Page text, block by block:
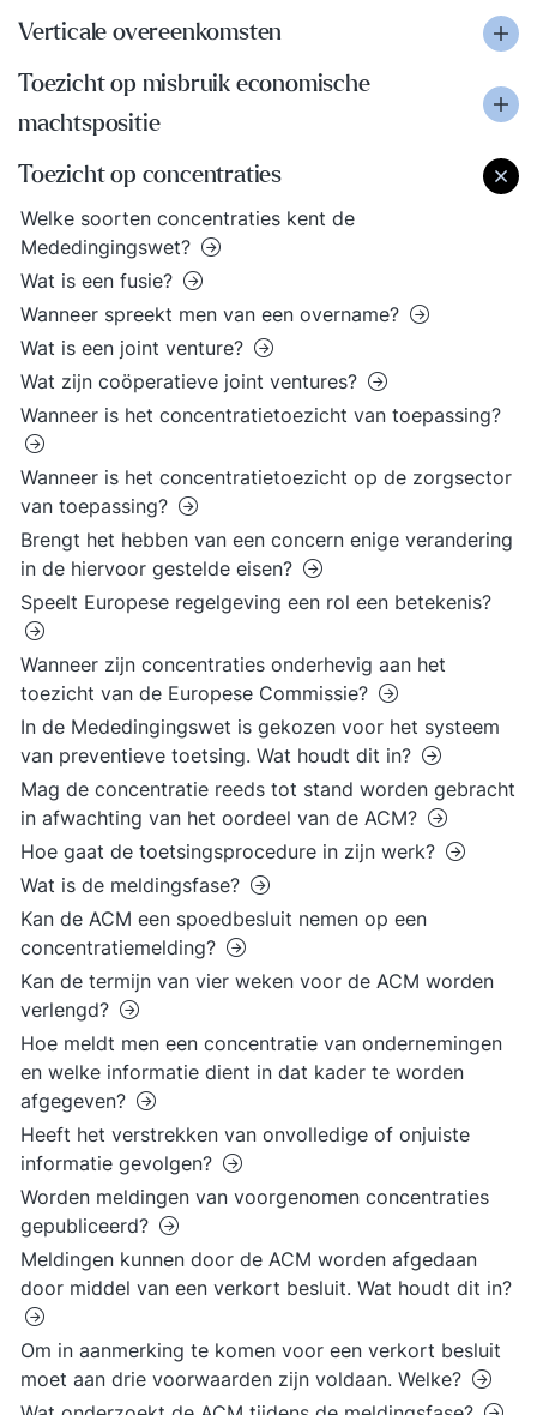
Verticale overeenkomsten
Toezicht op misbruik economische
machtspositie
Toezicht op concentraties
Welke soorten concentraties kent de
Mededingingswet?
Wat is een fusie?
Wanneer spreekt men van een overname?
Wat is een joint venture?
Wat zijn coöperatieve joint ventures?
Wanneer is het concentratietoezicht van toepassing?
Wanneer is het concentratietoezicht op de zorgsector
van toepassing?
Brengt het hebben van een concern enige verandering
in de hiervoor gestelde eisen?
Speelt Europese regelgeving een rol een betekenis?
Wanneer zijn concentraties onderhevig aan het
toezicht van de Europese Commissie?
In de Mededingingswet is gekozen voor het systeem
van preventieve toetsing. Wat houdt dit in?
Mag de concentratie reeds tot stand worden gebracht
in afwachting van het oordeel van de ACM?
Hoe gaat de toetsingsprocedure in zijn werk?
Wat is de meldingsfase?
Kan de ACM een spoedbesluit nemen op een
concentratiemelding?
Kan de termijn van vier weken voor de ACM worden
verlengd?
Hoe meldt men een concentratie van ondernemingen
en welke informatie dient in dat kader te worden
afgegeven?
Heeft het verstrekken van onvolledige of onjuiste
informatie gevolgen?
Worden meldingen van voorgenomen concentraties
gepubliceerd?
Meldingen kunnen door de ACM worden afgedaan
door middel van een verkort besluit. Wat houdt dit in?
Om in aanmerking te komen voor een verkort besluit
moet aan drie voorwaarden zijn voldaan. Welke?